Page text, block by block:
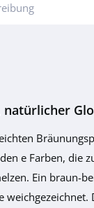
natürlicher
e Farben, die
Ein braun-